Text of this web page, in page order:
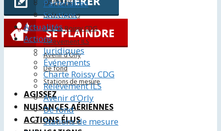
Événements
Charte Roissy CDG
Relèvement ILS
Avenir d’Orly
De fond
Stations de mesure
AGISSEZ
NUISANCES AÉRIENNES
ACTIONS ÉLUS
Partenaires
Soutiens
Actualités
Actions
Juridiques
Événements
Charte Roissy CDG
Relèvement ILS
Avenir d’Orly
De fond
Stations de mesure